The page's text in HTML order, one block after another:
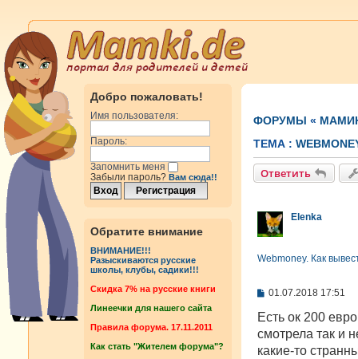
Добро пожаловать!
Имя пользователя:
Пароль:
Запомнить меня
Забыли пароль? Вам сюда!!
Обратите внимание
ВНИМАНИЕ!!!
Разыскиваются русские
школы, клубы, садики!!!
Cкидка 7% на русские книги
Линеечки для нашего сайта
Правила форума. 17.11.2011
Как стать "Жителем форума"?
ФОРУМЫ «
ТЕМА :
Ответить
Elenka
Webmoney. Как
С
о
щ
е
01.07.2018 17:51
Есть ок 200
смотрела так и
какие-то